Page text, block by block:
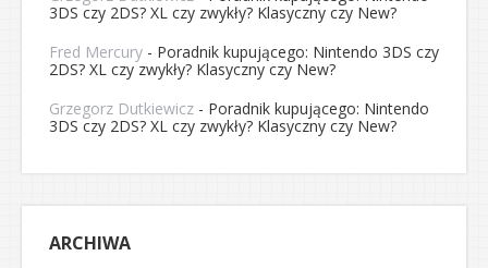
3DS czy 2DS? XL czy zwykły? Klasyczny czy New?
Fred Mercury - Poradnik kupującego: Nintendo 3DS czy
2DS? XL czy zwykły? Klasyczny czy New?
Grzegorz Dutkiewicz - Poradnik kupującego: Nintendo
3DS czy 2DS? XL czy zwykły? Klasyczny czy New?
ARCHIWA